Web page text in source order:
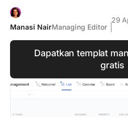
Manasi NairManaging Editor
29
Dapatkan templat
gratis